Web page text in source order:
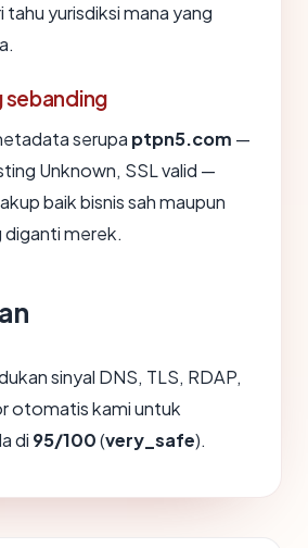
yurisdiksi mana yang
sebanding
serupa ptpn5.com —
Unknown, SSL valid —
baik bisnis sah maupun
merek.
sinyal DNS, TLS, RDAP,
otomatis kami untuk
di 95/100(very_safe).